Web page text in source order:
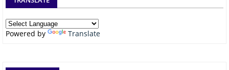
Powered by Translate